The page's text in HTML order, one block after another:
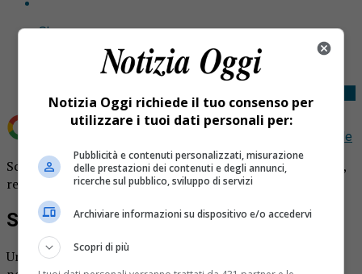
Share
Fonte preferita su Google
Scossa di terremoto in Piemonte. L’epicentro nel Cuneese,
registrata una magnitudo di 3.2.
Scossa di terremoto in Piemonte
Una scossa di terremoto di magnitudo 3.2, si è verificata
Notizia Oggi richiede il tuo consenso per
utilizzare i tuoi dati personali per:
Pubblicità e contenuti personalizzati, misurazione
delle prestazioni dei contenuti e degli annunci,
ricerche sul pubblico, sviluppo di servizi
Archiviare informazioni su dispositivo e/o accedervi
Scopri di più